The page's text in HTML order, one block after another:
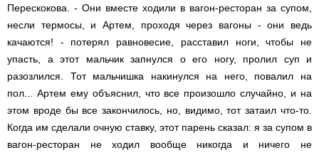
Перескокова. - Они вместе ходили в вагон-ресторан за супом,
несли термосы, и Артем, проходя через вагоны - они ведь
качаются! - потерял равновесие, расставил ноги, чтобы не
упасть, а этот мальчик запнулся о его ногу, пролил суп и
разозлился. Тот мальчишка накинулся на него, повалил на
пол... Артем ему объяснил, что все произошло случайно, и на
этом вроде бы все закончилось, но, видимо, тот затаил что-то.
Когда им сделали очную ставку, этот парень сказал: я за супом в
вагон-ресторан не ходил вообще никогда и ничего не